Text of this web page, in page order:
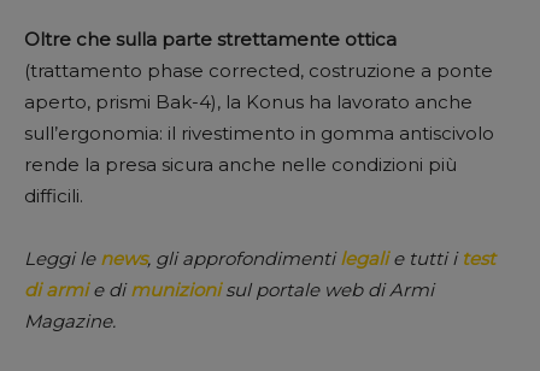
Oltre che sulla parte strettamente ottica
(trattamento phase corrected, costruzione a ponte
aperto, prismi Bak-4), la Konus ha lavorato anche
sull’ergonomia: il rivestimento in gomma antiscivolo
rende la presa sicura anche nelle condizioni più
difficili.
Leggi le news, gli approfondimentilegalie tutti i test
di armie dimunizionisul portale web di Armi
Magazine.